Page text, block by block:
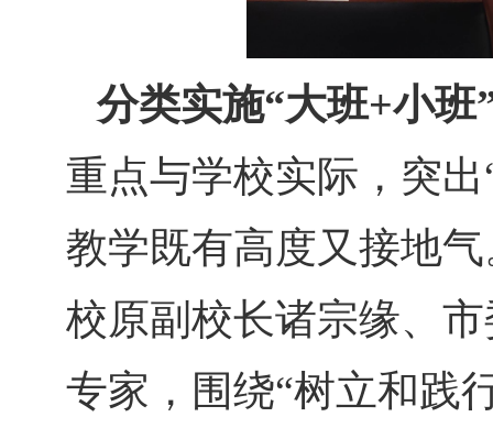
分类实施“大班+小班
重点与学校实际，突
教学既有高度又接地
校原副校长诸宗缘、
专家，围绕“树立和践